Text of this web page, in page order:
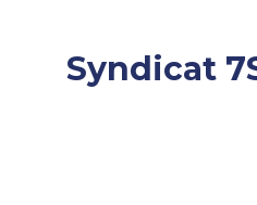
Syndicat